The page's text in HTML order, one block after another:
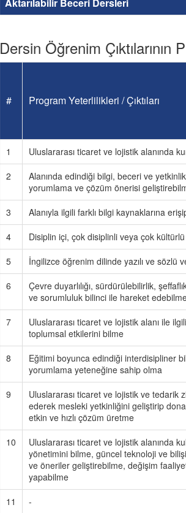
Dersin Öğrenim
# Program Yeterlilikleri / Çıktıları
1
Uluslararası ticaret ve lojistik alanında
2
Alanında edindiği bilgi, beceri ve
yorumlama ve çözüm önerisi
3
Alanıyla ilgili farklı bilgi kaynaklarına
4
Disiplin içi, çok disiplinli veya çok
5
İngilizce öğrenim dilinde yazılı ve
6
Çevre duyarlılığı, sürdürülebilirlik,
ve sorumluluk bilinci ile hareket
7
Uluslararası ticaret ve lojistik alanı ile
toplumsal etkilerini bilme
8
Eğitimi boyunca edindiği interdisipliner
yorumlama yeteneğine sahip olma
9
Uluslararası ticaret ve lojistik ve
ederek mesleki yetkinliğini geliştirip
etkin ve hızlı çözüm üretme
10
Uluslararası ticaret ve lojistik alanında
yönetimini bilme, güncel teknoloji ve
ve öneriler geliştirebilme, değişim
yapabilme
11
-